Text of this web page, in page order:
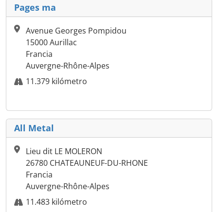
Pages ma
Avenue Georges Pompidou
15000 Aurillac
Francia
Auvergne-Rhône-Alpes
11.379 kilómetro
All Metal
Lieu dit LE MOLERON
26780 CHATEAUNEUF-DU-RHONE
Francia
Auvergne-Rhône-Alpes
11.483 kilómetro